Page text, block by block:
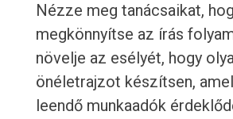
Nézze meg tanácsaikat,
megkönnyítse az írás
növelje az esélyét, hogy
önéletrajzot készítsen,
leendő munkaadók